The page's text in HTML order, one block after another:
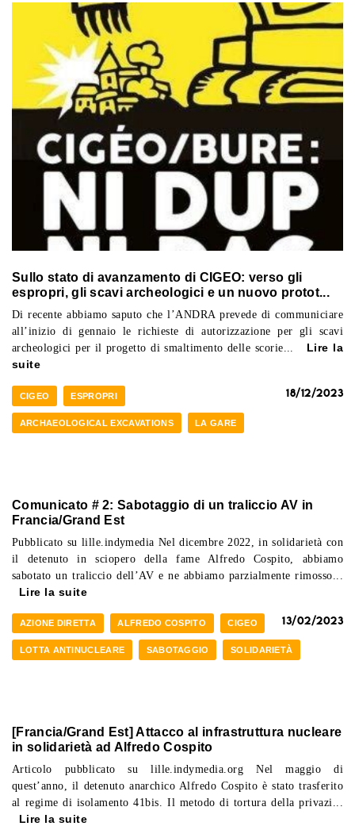
Sullo stato di avanzamento di CIGEO: verso gli
espropri, gli scavi archeologici e un nuovo protot...
Di recente abbiamo saputo che l’ANDRA prevede di communiciare
all’inizio di gennaio le richieste di autorizzazione per gli scavi
archeologici per il progetto di smaltimento delle scorie... Lire la
suite
18/12/2023
CIGEO ESPROPRI
ARCHAEOLOGICAL EXCAVATIONS LA GARE
Comunicato # 2: Sabotaggio di un traliccio AV in
Francia/Grand Est
Pubblicato su lille.indymedia Nel dicembre 2022, in solidarietà con
il detenuto in sciopero della fame Alfredo Cospito, abbiamo
sabotato un traliccio dell’AV e ne abbiamo parzialmente rimosso...
Lire la suite
13/02/2023
AZIONE DIRETTA ALFREDO COSPITO CIGEO
LOTTA ANTINUCLEARE SABOTAGGIO SOLIDARIETÀ
[Francia/Grand Est] Attacco al infrastruttura nucleare
in solidarietà ad Alfredo Cospito
Articolo pubblicato su lille.indymedia.org Nel maggio di
quest’anno, il detenuto anarchico Alfredo Cospito è stato trasferito
al regime di isolamento 41bis. Il metodo di tortura della privazi...
Lire la suite